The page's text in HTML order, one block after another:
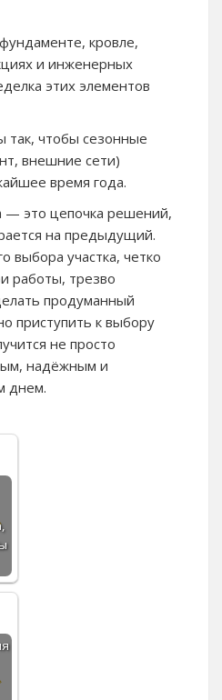
кровле,
и инженерных
этих элементов
так, чтобы сезонные
внешние сети)
время года.
— это цепочка решений,
на предыдущий.
выбора участка, четко
работы, трезво
продуманный
приступить к выбору
не просто
надёжным и
днем.